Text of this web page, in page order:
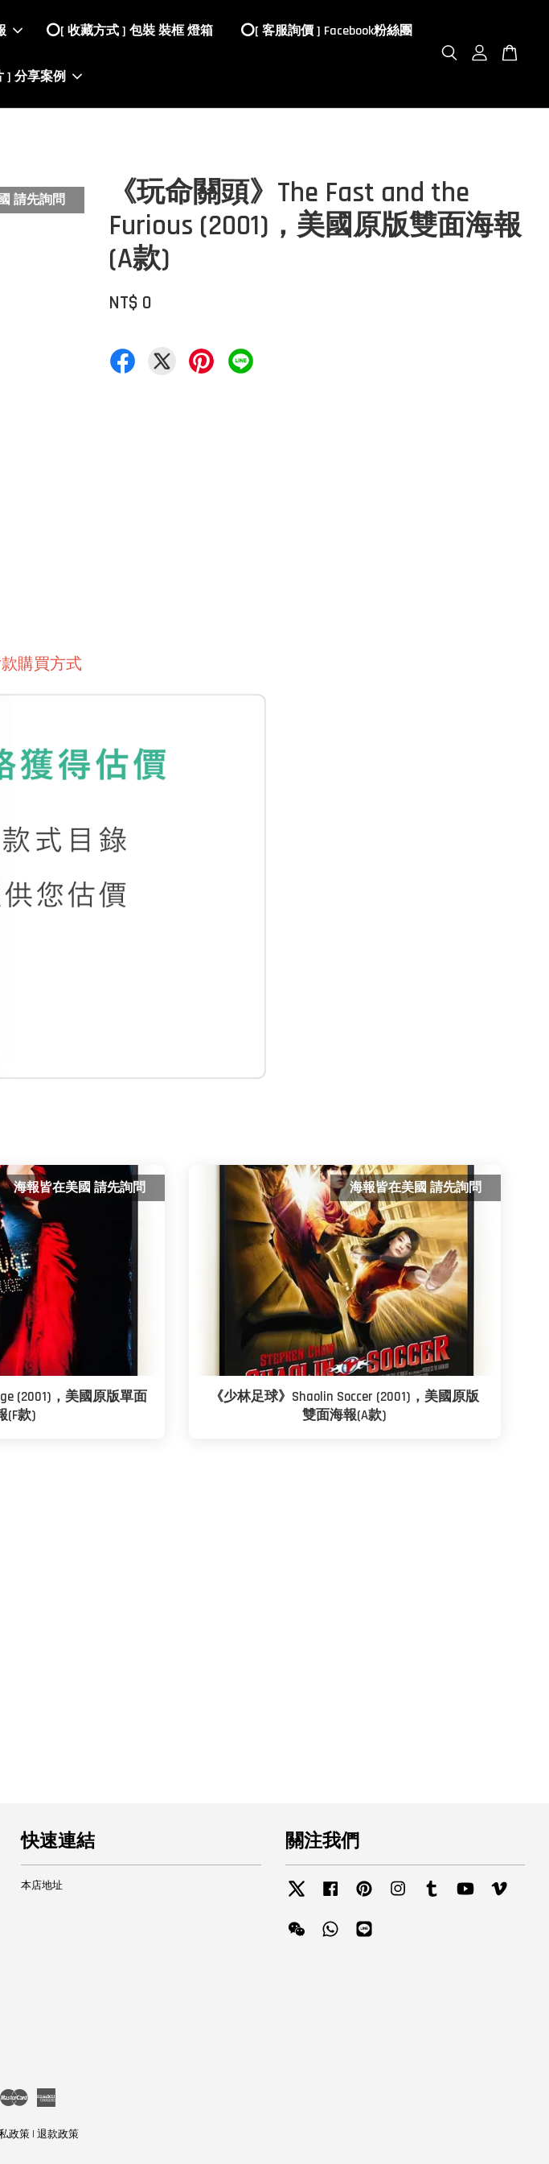
⭕️[ 收藏方式 ] 包裝 裝框 燈箱 ⭕️[ 客服詢價 ] Facebook粉絲團
] 分享案例
請先詢問
《玩命關頭》The Fast and the
Furious (2001)，美國原版雙面海報
(A款)
NT$ 0
購買方式
海報皆在美國 請先詢問
(2001)，美國原版單面
(F款)
海報皆在美國 請先詢問
《少林足球》Shaolin Soccer (2001)，美國原版
雙面海報(A款)
快速連結
本店地址
關注我們
Twitter Facebook Pinterest InstagramTumblr YouTube
Wechat Whatsapp
Master
政策 | 退款政策